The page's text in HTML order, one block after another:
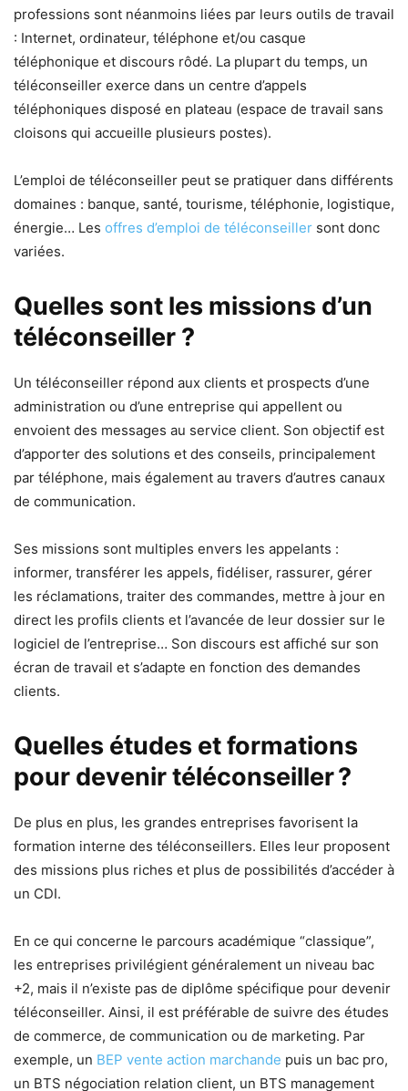
professions sont néanmoins liées par leurs outils de travail
: Internet, ordinateur, téléphone et/ou casque
téléphonique et discours rôdé. La plupart du temps, un
téléconseiller exerce dans un centre d’appels
téléphoniques disposé en plateau (espace de travail sans
cloisons qui accueille plusieurs postes).
L’emploi de téléconseiller peut se pratiquer dans différents
domaines : banque, santé, tourisme, téléphonie, logistique,
énergie… Les offres d’emploi de téléconseiller sont donc
variées.
Quelles sont les missions d’un
téléconseiller ?
Un téléconseiller répond aux clients et prospects d’une
administration ou d’une entreprise qui appellent ou
envoient des messages au service client. Son objectif est
d’apporter des solutions et des conseils, principalement
par téléphone, mais également au travers d’autres canaux
de communication.
Ses missions sont multiples envers les appelants :
informer, transférer les appels, fidéliser, rassurer, gérer
les réclamations, traiter des commandes, mettre à jour en
direct les profils clients et l’avancée de leur dossier sur le
logiciel de l’entreprise… Son discours est affiché sur son
écran de travail et s’adapte en fonction des demandes
clients.
Quelles études et formations
pour devenir téléconseiller ?
De plus en plus, les grandes entreprises favorisent la
formation interne des téléconseillers. Elles leur proposent
des missions plus riches et plus de possibilités d’accéder à
un CDI.
En ce qui concerne le parcours académique “classique”,
les entreprises privilégient généralement un niveau bac
+2, mais il n’existe pas de diplôme spécifique pour devenir
téléconseiller. Ainsi, il est préférable de suivre des études
de commerce, de communication ou de marketing. Par
exemple, un BEP vente action marchande puis un bac pro,
un BTS négociation relation client, un BTS management